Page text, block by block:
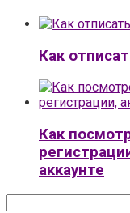
Как
Как
аккаунте